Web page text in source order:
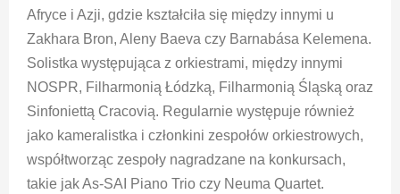
Afryce i Azji, gdzie kształciła się między innymi u
Zakhara Bron, Aleny Baeva czy Barnabása Kelemena.
Solistka występująca z orkiestrami, między innymi
NOSPR, Filharmonią Łódzką, Filharmonią Śląską oraz
Sinfoniettą Cracovią. Regularnie występuje również
jako kameralistka i członkini zespołów orkiestrowych,
współtworząc zespoły nagradzane na konkursach,
takie jak As-SAI Piano Trio czy Neuma Quartet.